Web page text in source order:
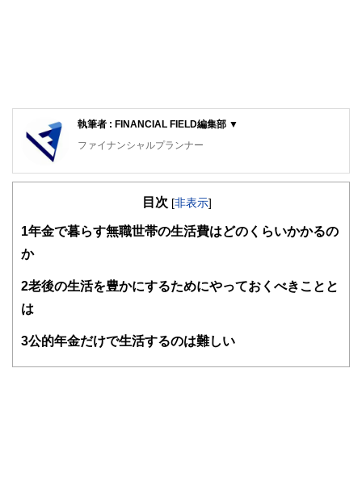
執筆者 : FINANCIAL FIELD編集部 ▼
ファイナンシャルプランナー
FinancialField編集部は、金融、経済に関する記事を、日々
知識がない方でも理解できるようわかりやすく発信していま
関わることで、読者目線のコンテンツを追求しています。
ドバイザー、DCプランナー、公認会計士、社会保険労務
目次 [非表示]
1年金で暮らす無職世帯の生活費はどのくらいかかるの
か
2老後の生活を豊かにするためにやっておくべきことと
は
3公的年金だけで生活するのは難しい